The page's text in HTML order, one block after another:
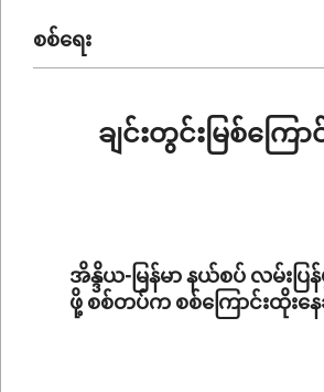
သတင်း
စစ်ရေး
ချင်းတွင်းမြစ်က
အိန္ဒိယ-မြန်မာ နယ်စပ် လမ်းပြ
ဖို့ စစ်တပ်က စစ်ကြောင်းထိုးန
2026-